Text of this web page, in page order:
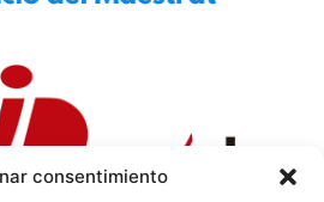
consentimiento